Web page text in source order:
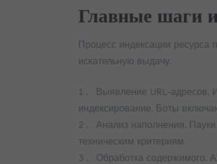
Главные шаги
Процесс индексации ресурса
искательную выдачу.
Выявление URL-адресов.
индексирование. Боты
Анализ наполнения.
техническим критериям.
Обработка содержимого.